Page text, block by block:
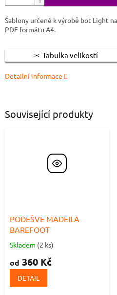
Šablony určené k výrobě bot Light
PDF formátu A4.
Tabulka velikostí
Detailní informace
Související produkty
PODEŠVE MADEILA
BAREFOOT
Průměrné
produktu
5,0
Skladem (2 ks)
od 360 Kč
DETAIL